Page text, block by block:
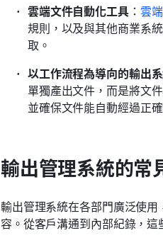
雲端文件自動化工具： 雲
規則，以及與其他商業系
取。
以工作流程為導向的輸出
單獨產出文件，而是將文
並確保文件能自動經過正
輸出管理系統的常
輸出管理系統在各部門廣泛使
容。從客戶溝通到內部紀錄，